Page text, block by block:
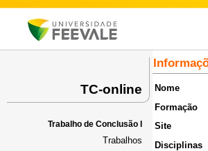
TC-online
Trabalho de Conclusão I
Trabalhos
Nome
Formação
Site
Disciplinas